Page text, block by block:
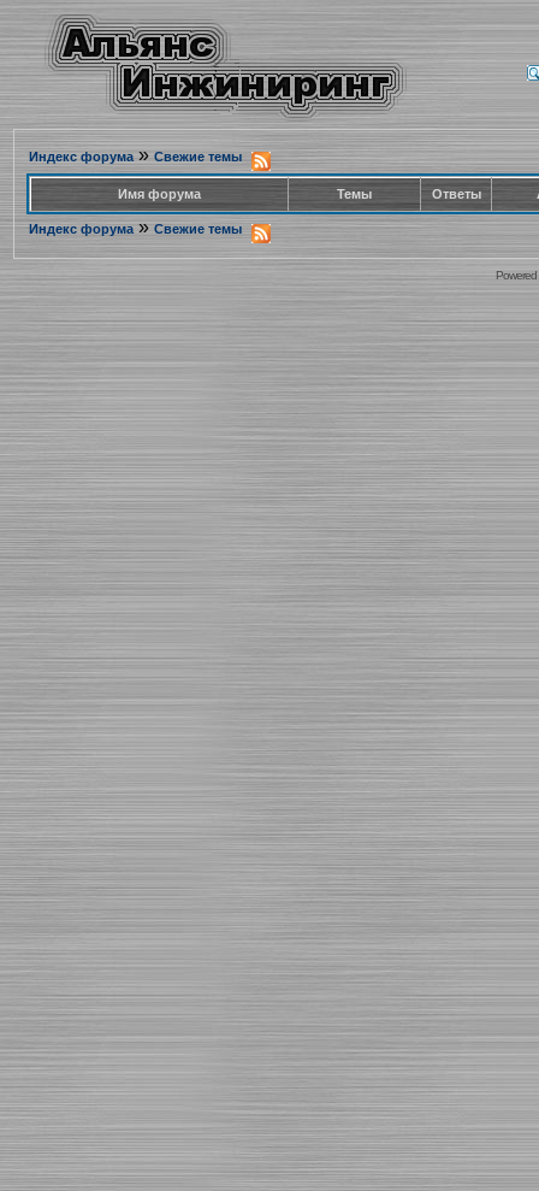
Индекс форума» Свежие темы
Имя форума Темы Ответы
Индекс форума » Свежие темы